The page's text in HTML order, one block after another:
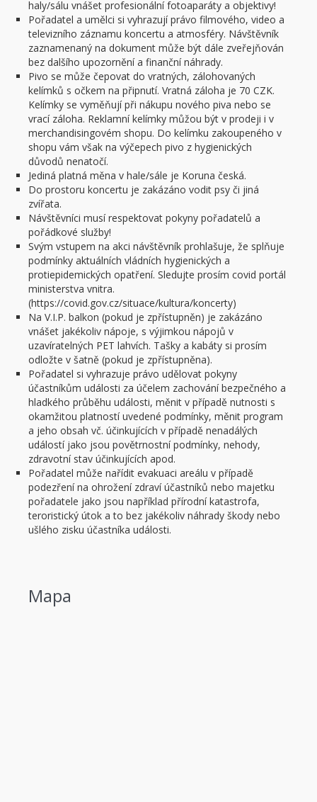
haly/sálu vnášet profesionální fotoaparáty a objektivy!
Pořadatel a umělci si vyhrazují právo filmového, video a
televizního záznamu koncertu a atmosféry. Návštěvník
zaznamenaný na dokument může být dále zveřejňován
bez dalšího upozornění a finanční náhrady.
Pivo se může čepovat do vratných, zálohovaných
kelímků s očkem na připnutí. Vratná záloha je 70 CZK.
Kelímky se vyměňují při nákupu nového piva nebo se
vrací záloha. Reklamní kelímky můžou být v prodeji i v
merchandisingovém shopu. Do kelímku zakoupeného v
shopu vám však na výčepech pivo z hygienických
důvodů nenatočí.
Jediná platná měna v hale/sále je Koruna česká.
Do prostoru koncertu je zakázáno vodit psy či jiná
zvířata.
Návštěvníci musí respektovat pokyny pořadatelů a
pořádkové služby!
Svým vstupem na akci návštěvník prohlašuje, že splňuje
podmínky aktuálních vládních hygienických a
protiepidemických opatření. Sledujte prosím covid portál
ministerstva vnitra.
(https://covid.gov.cz/situace/kultura/koncerty)
Na V.I.P. balkon (pokud je zpřístupněn) je zakázáno
vnášet jakékoliv nápoje, s výjimkou nápojů v
uzavíratelných PET lahvích. Tašky a kabáty si prosím
odložte v šatně (pokud je zpřístupněna).
Pořadatel si vyhrazuje právo udělovat pokyny
účastníkům události za účelem zachování bezpečného a
hladkého průběhu události, měnit v případě nutnosti s
okamžitou platností uvedené podmínky, měnit program
a jeho obsah vč. účinkujících v případě nenadálých
událostí jako jsou povětrnostní podmínky, nehody,
zdravotní stav účinkujících apod.
Pořadatel může nařídit evakuaci areálu v případě
podezření na ohrožení zdraví účastníků nebo majetku
pořadatele jako jsou například přírodní katastrofa,
teroristický útok a to bez jakékoliv náhrady škody nebo
ušlého zisku účastníka události.
Mapa